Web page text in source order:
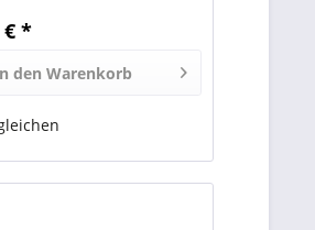
€ *
den Warenkorb